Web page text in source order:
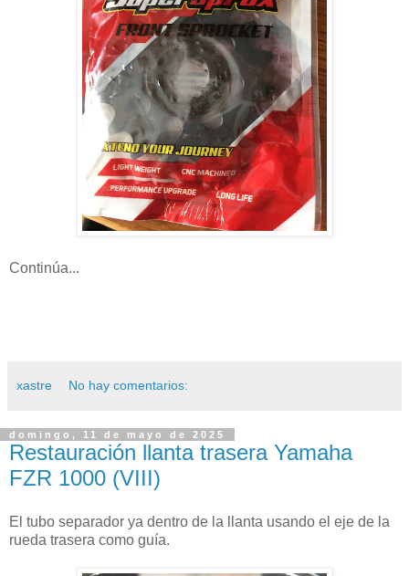
Continúa...
xastre No hay comentarios:
domingo, 11 de mayo de 2025
Restauración llanta trasera Yamaha
FZR 1000 (VIII)
El tubo separador ya dentro de la llanta usando el eje de la
rueda trasera como guía.